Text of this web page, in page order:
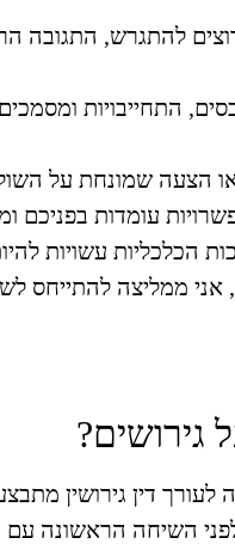
להתגרש, התגובה
התחייבויות ומסמכים
הצעה שמונחת על
עומדות בפניכם
או עסק, ההשלכות הכלכליות
אני ממליצה להתייחס
גירושים?
לעורך דין גירושין
השיחה הראשונה עם